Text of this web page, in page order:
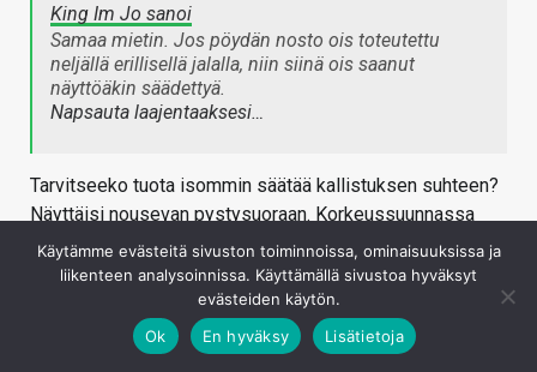
King Im Jo sanoi
Samaa mietin. Jos pöydän nosto ois toteutettu
neljällä erillisellä jalalla, niin siinä ois saanut
näyttöäkin säädettyä.
Napsauta laajentaaksesi…
Tarvitseeko tuota isommin säätää kallistuksen suhteen?
Näyttäisi nousevan pystysuoraan. Korkeussuunnassa
säätöä toki ehkä voisi kaivata (mikä olisi vältetty
käyttämällä vähemmän laajakulmaista näyttöä joka olisi
kattanut koko tuon kannen). Toki, näyttäisi tuo nyt
menevän siedettävän alas.
Käytämme evästeitä sivuston toiminnoissa, ominaisuuksissa ja
liikenteen analysoinnissa. Käyttämällä sivustoa hyväksyt
evästeiden käytön.
Ok
En hyväksy Lisätietoja